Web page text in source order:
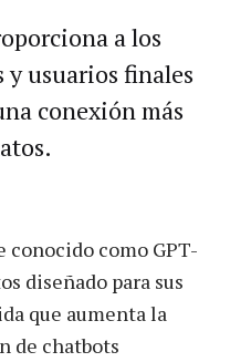
a los
y usuarios finales
conexión más
como GPT-
diseñado para sus
que aumenta la
de chatbots